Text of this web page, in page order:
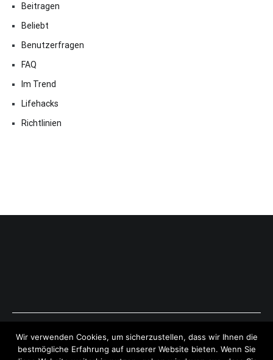
Beitragen
Beliebt
Benutzerfragen
FAQ
Im Trend
Lifehacks
Richtlinien
Copyright © 2026ExpressAntworten.com . All rights reserved.
Theme:Cenote by ThemeGrill. Powered byWordPress .
Wir verwenden Cookies, um sicherzustellen, dass wir Ihnen die
bestmögliche Erfahrung auf unserer Website bieten. Wenn Sie